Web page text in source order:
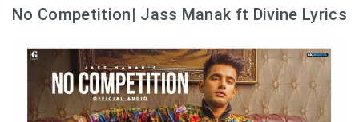
No Competition| Jass Manak ft Divine Lyrics